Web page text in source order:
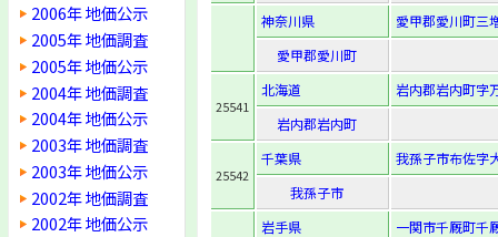
2006年 地価公示
2005年 地価調査
2005年 地価公示
2004年 地価調査
2004年 地価公示
2003年 地価調査
2003年 地価公示
2002年 地価調査
2002年 地価公示
神奈川県
愛甲郡愛川町三
愛甲郡愛川町
25541
北海道
岩内郡岩内町字
岩内郡岩内町
25542
千葉県
我孫子市布佐字
我孫子市
岩手県
一関市千厩町千